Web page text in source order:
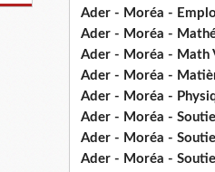
Ader - Moréa -
Ader - Moréa -
Ader - Moréa - Math
Ader - Moréa -
Ader - Moréa -
Ader - Moréa -
Ader - Moréa -
Ader - Moréa -